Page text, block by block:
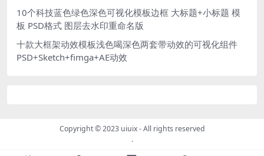
10个科技蓝色绿色深色可视化模板边框 大标题+小标题 模
板 PSD格式 图层去水印重命名版
十款大框架动效模板浅色喝深色两套带动效的可视化组件
PSD+Sketch+fimga+AE动效
Copyright © 2023 uiuix- All rights reserved
.